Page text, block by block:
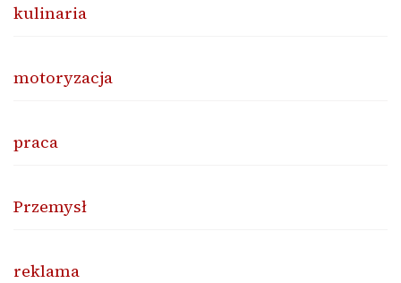
kulinaria
motoryzacja
praca
Przemysł
reklama